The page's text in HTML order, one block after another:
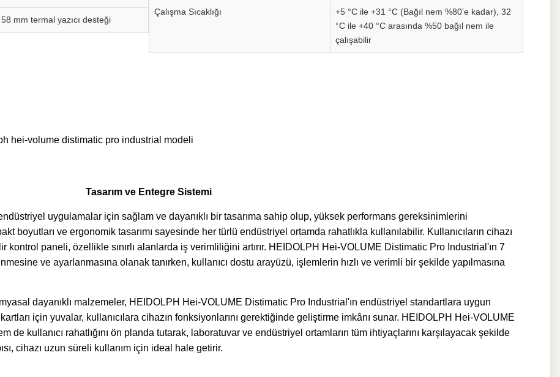
mm termal yazıcı desteği
Çalışma Sıcaklığı
+5 °C ile +31 °C (Bağıl nem %80’e kadar), 32
°C ile +40 °C arasında %50 bağıl nem ile
çalışabilir
Tasarım ve Entegre Sistemi
uygulamalar için sağlam ve dayanıklı bir tasarıma sahip olup, yüksek performans gereksinimlerini
boyutları ve ergonomik tasarımı sayesinde her türlü endüstriyel ortamda rahatlıkla kullanılabilir. Kullanıcıların cihazı
kontrol paneli, özellikle sınırlı alanlarda iş verimliliğini artırır. HEIDOLPH Hei-VOLUME Distimatic Pro Industrial'ın 7
ve ayarlanmasına olanak tanırken, kullanıcı dostu arayüzü, işlemlerin hızlı ve verimli bir şekilde yapılmasına
dayanıklı malzemeler, HEIDOLPH Hei-VOLUME Distimatic Pro Industrial'ın endüstriyel standartlara uygun
için yuvalar, kullanıcılara cihazın fonksiyonlarını gerektiğinde geliştirme imkânı sunar. HEIDOLPH Hei-VOLUME
de kullanıcı rahatlığını ön planda tutarak, laboratuvar ve endüstriyel ortamların tüm ihtiyaçlarını karşılayacak şekilde
cihazı uzun süreli kullanım için ideal hale getirir.